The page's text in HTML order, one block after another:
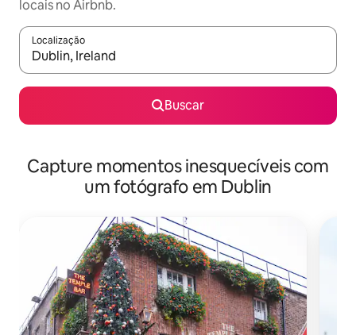
locais no Airbnb.
Localização
Quando os resultados estiverem disponíveis, explore-os
Buscar
Capture momentos inesquecíveis com
um fotógrafo em Dublin